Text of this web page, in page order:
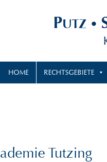
HOME RECHTSGEBIETE
Tutzing